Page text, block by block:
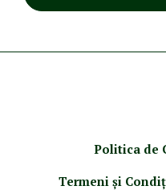
Politica de
Termeni şi